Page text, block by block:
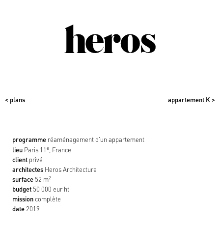
< plans appartement K >
programme réaménagement d’un appartement
lieu Paris 11 e , France
client privé
architectes Heros Architecture
surface 52 m2
budget 50 000 eur ht
mission complète
date 2019